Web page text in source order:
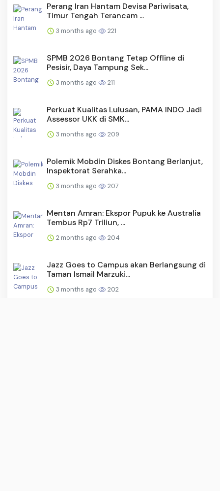
Perang Iran Hantam Devisa Pariwisata,
Timur Tengah Terancam ...
3 months ago 221
SPMB 2026 Bontang Tetap Offline di
Pesisir, Daya Tampung Sek...
3 months ago 211
Perkuat Kualitas Lulusan, PAMA INDO Jadi
Assessor UKK di SMK...
3 months ago 209
Polemik Mobdin Diskes Bontang Berlanjut,
Inspektorat Serahka...
3 months ago 207
Mentan Amran: Ekspor Pupuk ke Australia
Tembus Rp7 Triliun, ...
2 months ago 204
Jazz Goes to Campus akan Berlangsung di
Taman Ismail Marzuki...
3 months ago 202